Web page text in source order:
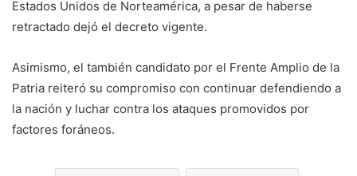
Estados Unidos de Norteamérica, a pesar de haberse
retractado dejó el decreto vigente.
Asimismo, el también candidato por el Frente Amplio de la
Patria reiteró su compromiso con continuar defendiendo a
la nación y luchar contra los ataques promovidos por
factores foráneos.